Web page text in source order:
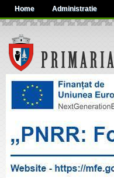
Home Administratie